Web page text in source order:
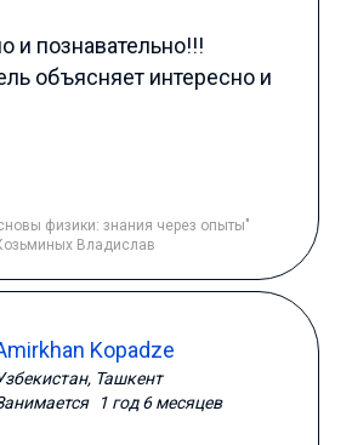
и познавательно!!!
объясняет интересно и
физики: знания через опыты"
Владислав
Kopadze
Ташкент
1 год 6 месяцев